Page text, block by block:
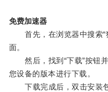
免费加速器
首先，在浏览器中搜索“
面。
然后，找到“下载”按钮并
您设备的版本进行下载。
下载完成后，双击安装包